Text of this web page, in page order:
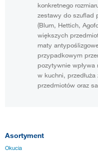
konkretnego
zestawy do szuflad
(Blum, Hettich,
większych
maty
przypadkowym
pozytywnie wpływa
w kuchni,
przedmiotów oraz
Asortyment
Okucia